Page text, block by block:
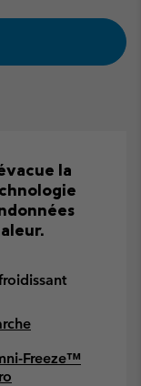
la
Freeze™